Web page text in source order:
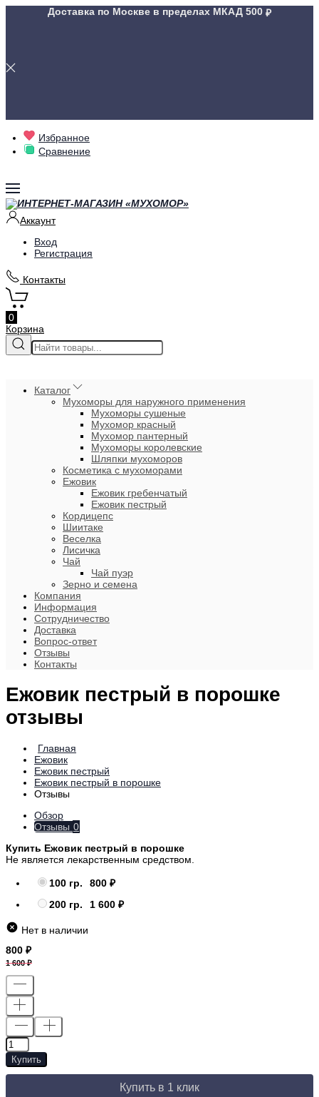
Доставка по Москве в пределах МКАД 500
Избранное
Сравнение
Аккаунт
Вход
Регистрация
Контакты
0
Корзина
Каталог
Мухоморы для наружного применения
Мухоморы сушеные
Мухомор красный
Мухомор пантерный
Мухоморы королевские
Шляпки мухоморов
Косметика с мухоморами
Ежовик
Ежовик гребенчатый
Ежовик пестрый
Кордицепс
Шиитаке
Веселка
Лисичка
Чай
Чай пуэр
Зерно и семена
Компания
Информация
Сотрудничество
Доставка
Вопрос-ответ
Отзывы
Контакты
Ежовик пестрый в порошке
отзывы
Главная
Ежовик
Ежовик пестрый
Ежовик пестрый в порошке
Отзывы
Обзор
Отзывы 0
Купить Ежовик пестрый в порошке
Не является лекарственным средством.
100 гр.
800
200 гр.
1 600
Нет в наличии
800
1 600
Купить
Купить в 1 клик